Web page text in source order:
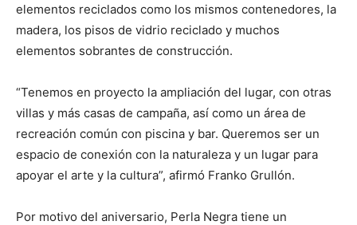
elementos reciclados como los mismos contenedores, la
madera, los pisos de vidrio reciclado y muchos
elementos sobrantes de construcción.
“Tenemos en proyecto la ampliación del lugar, con otras
villas y más casas de campaña, así como un área de
recreación común con piscina y bar. Queremos ser un
espacio de conexión con la naturaleza y un lugar para
apoyar el arte y la cultura”, afirmó Franko Grullón.
Por motivo del aniversario, Perla Negra tiene un